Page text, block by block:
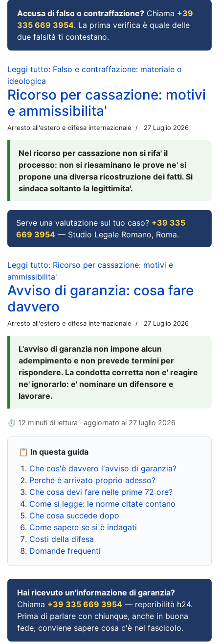
Accusa di falso o contraffazione? Chiama +39
335 669 3954. La prima verifica è quale delle
due falsità ti contestano.
Leggi tutto: Falso e contraffazione: materiale o
ideologica
Ricorso per cassazione: motivi
e ammissibilita'
Arresto all'estero e difesa internazionale 27 Luglio 2026
Nel ricorso per cassazione non si rifa' il
processo: non si riesaminano le prove ne' si
propone una diversa ricostruzione dei fatti. Si
sindaca soltanto la legittimita'.
Serve una valutazione sul tuo caso? +39 335
669 3954 — Studio Legale Romano, Roma.
Leggi tutto: Ricorso per cassazione: motivi e
ammissibilita'
Avviso di garanzia: cosa fare
davvero
Arresto all'estero e difesa internazionale 27 Luglio 2026
L'avviso di garanzia non impone alcun
adempimento e non prevede termini per
rispondere. La condotta corretta non e' reagire
ne' ignorarlo: e' nominare un difensore e
lavorare.
⏱ 12 minuti di lettura · aggiornato al 27 luglio 2026
📋 In questa guida
Che cos'è davvero l'avviso di garanzia?
Perché è arrivato proprio adesso?
Che cosa devi fare nelle prime 72 ore?
Come si legge: le norme citate contano
Che cosa succede dopo
Come sapere se si è indagati
Costi della difesa
Domande frequenti
Hai ricevuto un'informazione di garanzia?
Chiama +39 335 669 3954 — reperibilità h24.
Prima di parlare con chiunque, anche in buona
fede, conviene sapere cosa c'è nel fascicolo.